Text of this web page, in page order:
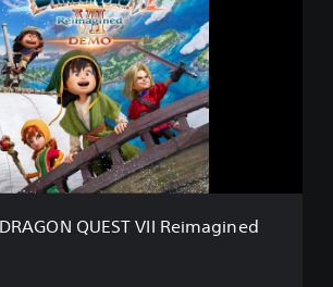
QUEST VII Reimagined